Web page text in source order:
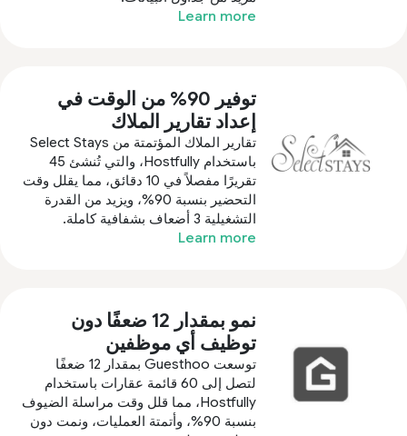
Learn more
توفير 90% من الوقت في
إعداد تقارير الملاك
تقارير الملاك المؤتمتة من Select Stays
باستخدام Hostfully، والتي تُنشئ 45
تقريرًا مفصلاً في 10 دقائق، مما يقلل وقت
التحضير بنسبة 90%، ويزيد من القدرة
التشغيلية 3 أضعاف بشفافية كاملة.
Learn more
نمو بمقدار 12 ضعفًا دون
توظيف أي موظفين
توسعت Guesthoo بمقدار 12 ضعفًا
لتصل إلى 60 قائمة عقارات باستخدام
Hostfully، مما قلل وقت مراسلة الضيوف
بنسبة 90%، وأتمتة العمليات، ونمت دون